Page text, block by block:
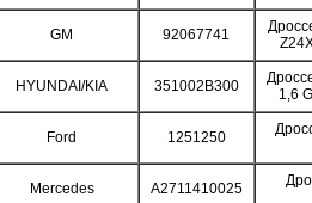
GM 92067741
HYUNDAI/KIA 351002B300
1,6
Ford 1251250
Mercedes A2711410025